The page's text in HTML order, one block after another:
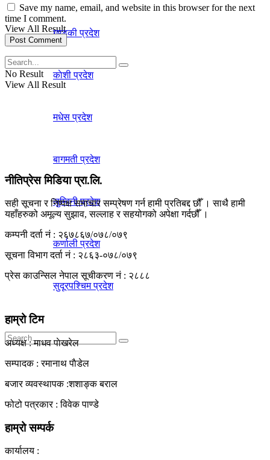
View All Resultगण्डकी प्रदेश
काेशी प्रदेश
मधेस प्रदेश
बागमती प्रदेश
लुम्विनी प्रदेश
कर्णाली प्रदेश
सुदूरपश्चिम प्रदेश
No Result
View All Result
Save my name, email, and website in this browser for the next
time I comment.
No Result
View All Result
नीतिप्रेस मिडिया प्रा.लि.
सही सूचना र निष्पक्ष समाचार सम्प्रेषण गर्न हामी प्रतिबद्द छौँ । साथै हामी
यहाँहरुको अमूल्य सुझाव, सल्लाह र सहयोगको अपेक्षा गर्दछौँ ।
कम्पनी दर्ता नं : २६७८६७/०७८/०७९
सूचना विभाग दर्ता नं : २८६३-०७८/०७९
प्रेस काउन्सिल नेपाल सूचीकरण नं : २८८८
हाम्रो टिम
अध्यक्ष : माधव पाेखरेल
सम्पादक : रमानाथ पाैडेल
बजार व्यवस्थापक :शशाङ्क बराल
फोटो पत्रकार : विवेक पाण्डे
हाम्रो सम्पर्क
कार्यालय :